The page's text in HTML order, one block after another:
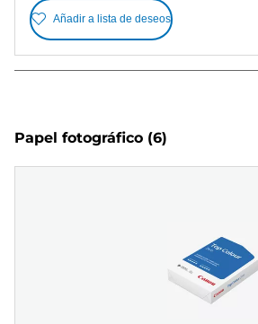
Añadir a lista de deseos
Papel fotográfico (6)